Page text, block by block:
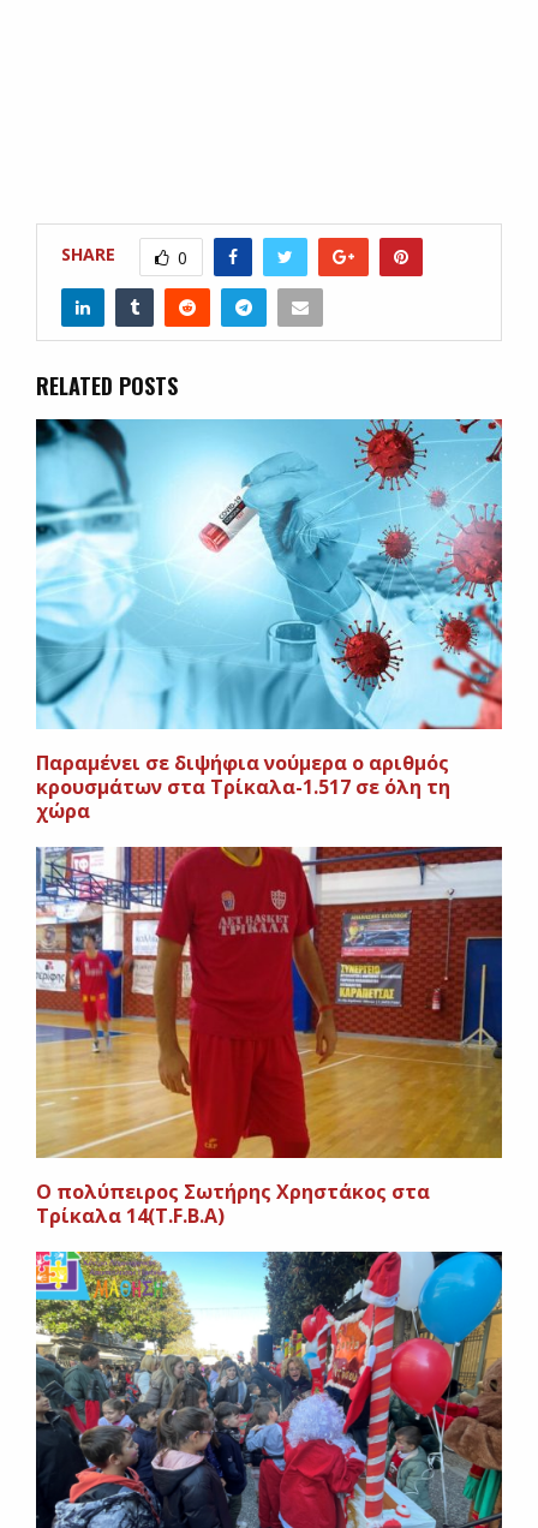
SHARE 0
RELATED POSTS
Παραμένει σε διψήφια νούμερα ο αριθμός
κρουσμάτων στα Τρίκαλα-1.517 σε όλη τη
χώρα
O πολύπειρος Σωτήρης Χρηστάκος στα
Τρίκαλα 14(Τ.F.B.A)